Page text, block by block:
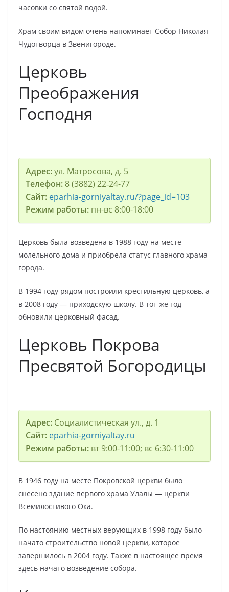
часовки со святой водой.
Храм своим видом очень напоминает Собор Николая
Чудотворца в Звенигороде.
Церковь
Преображения
Господня
Адрес:ул. Матросова, д. 5
Телефон:8 (3882) 22‑24-77
Сайт: eparhia-gorniyaltay.ru/?page_id=103
Режим работы:пн-вс 8:00-18:00
Церковь была возведена в 1988 году на месте
молельного дома и приобрела статус главного храма
города.
В 1994 году рядом построили крестильную церковь, а
в 2008 году — приходскую школу. В тот же год
обновили церковный фасад.
Церковь Покрова
Пресвятой Богородицы
Адрес:Социалистическая ул., д. 1
Сайт: eparhia-gorniyaltay.ru
Режим работы:вт 9:00-11:00; вс 6:30-11:00
В 1946 году на месте Покровской церкви было
снесено здание первого храма Улалы — церкви
Всемилостивого Ока.
По настоянию местных верующих в 1998 году было
начато строительство новой церкви, которое
завершилось в 2004 году. Также в настоящее время
здесь начато возведение собора.